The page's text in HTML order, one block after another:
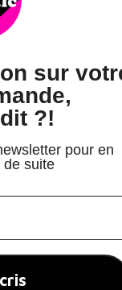
se marient
sur
?!
pour en
de suite